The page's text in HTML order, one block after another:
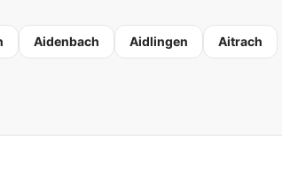
Aidenbach Aidlingen Aitrach